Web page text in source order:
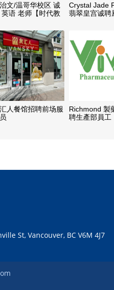
文/温哥华校区 诚
英语 老师【时代教
Crystal Jade
翡翠皇宫诚聘
人餐馆招聘前场服
Richmond 製
聘生產部員工
St, Vancouver, BC V6M 4J7